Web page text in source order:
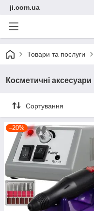
ji.com.ua
Товари та послуги
Косметичні аксесуари
Сортування
–20%